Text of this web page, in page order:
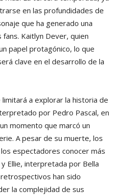
en las profundidades de
que ha generado una
Kaitlyn Dever, quien
papel protagónico, lo que
clave en el desarrollo de la
a explorar la historia de
por Pedro Pascal, en
momento que marcó un
A pesar de su muerte, los
espectadores conocer más
Ellie, interpretada por Bella
han sido
la complejidad de sus